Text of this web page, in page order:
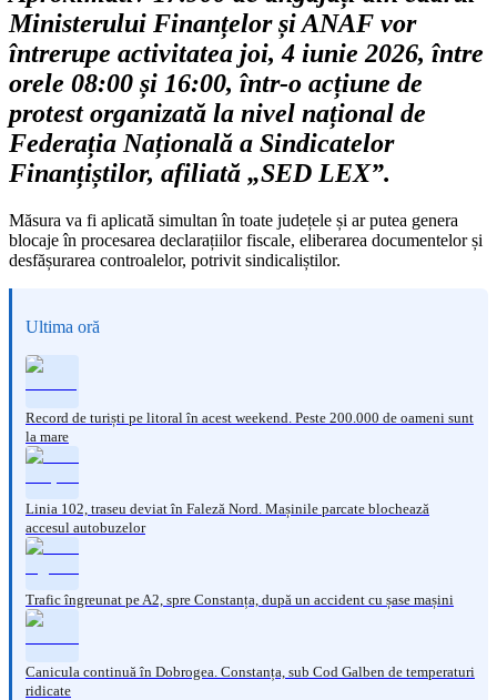
Ministerului Finanțelor și ANAF vor
întrerupe activitatea joi, 4 iunie 2026, între
orele 08:00 și 16:00, într-o acțiune de
protest organizată la nivel național de
Federația Națională a Sindicatelor
Finanțiștilor, afiliată „SED LEX”.
Măsura va fi aplicată simultan în toate județele și ar putea genera
blocaje în procesarea declarațiilor fiscale, eliberarea documentelor și
desfășurarea controalelor, potrivit sindicaliștilor.
Ultima oră
Record de turiști pe litoral în acest weekend. Peste 200.000 de oameni sunt
la mare
Linia 102, traseu deviat în Faleză Nord. Mașinile parcate blochează
accesul autobuzelor
Trafic îngreunat pe A2, spre Constanța, după un accident cu șase mașini
Canicula continuă în Dobrogea. Constanța, sub Cod Galben de temperaturi
ridicate